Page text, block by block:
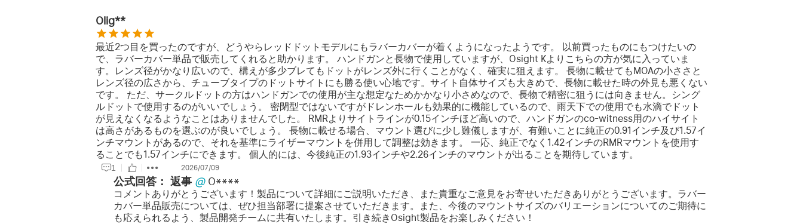
Olig**
最近2つ目を買ったのですが、どうやらレッドドットモデルにもラバーカバーが着くようになったようです。 以前買ったものにもつけたいの
で、ラバーカバー単品で販売してくれると助かります。 ハンドガンと長物で使用していますが、Osight Kよりこちらの方が気に入っていま
す。レンズ径がかなり広いので、構えが多少ブレてもドットがレンズ外に行くことがなく、確実に狙えます。 長物に載せてもMOAの小ささと
レンズ径の広さから、チューブタイプのドットサイトにも勝る使い心地です。サイト自体サイズも大きめで、長物に載せた時の外見も悪くない
です。 ただ、サークルドットの方はハンドガンでの使用が主な想定なためかかなり小さめなので、長物で精密に狙うには向きません。シング
ルドットで使用するのがいいでしょう。 密閉型ではないですがドレンホールも効果的に機能しているので、雨天下での使用でも水滴でドット
が見えなくなるようなことはありませんでした。 RMRよりサイトラインが0.15インチほど高いので、ハンドガンのco-witness用のハイサイト
は高さがあるものを選ぶのが良いでしょう。 長物に載せる場合、マウント選びに少し難儀しますが、有難いことに純正の0.91インチ及び1.57イ
ンチマウントがあるので、それを基準にライザーマウントを併用して調整は効きます。 一応、純正でなく1.42インチのRMRマウントを使用す
ることでも1.57インチにできます。 個人的には、今後純正の1.93インチや2.26インチのマウントが出ることを期待しています。
1 2026/07/09
公式回答： 返事 @ O****
コメントありがとうございます！製品について詳細にご説明いただき、また貴重なご意見をお寄せいただきありがとうございます。ラバー
カバー単品販売については、ぜひ担当部署に提案させていただきます。また、今後のマウントサイズのバリエーションについてのご期待に
も応えられるよう、製品開発チームに共有いたします。引き続きOsight製品をお楽しみください！